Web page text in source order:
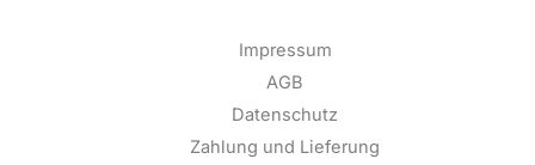
Impressum
AGB
Datenschutz
Zahlung und Lieferung